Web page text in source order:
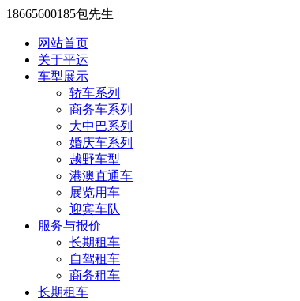
18665600185包先生
网站首页
关于平运
车型展示
轿车系列
商务车系列
大中巴系列
婚庆车系列
越野车型
港澳直通车
展览用车
迎宾车队
服务与报价
长期租车
自驾租车
商务租车
长期租车